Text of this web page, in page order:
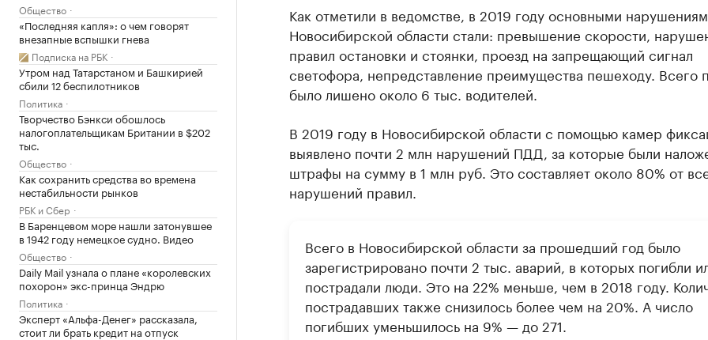
Общество
«Последняя капля»: о чем говорят
внезапные вспышки гнева
Подписка на РБК
Утром над Татарстаном и Башкирией
сбили 12 беспилотников
Политика
Творчество Бэнкси обошлось
налогоплательщикам Британии в $202
тыс.
Общество
Как сохранить средства во времена
нестабильности рынков
РБК и Сбер
В Баренцевом море нашли затонувшее
в 1942 году немецкое судно. Видео
Общество
Daily Mail узнала о плане «королевских
похорон» экс-принца Эндрю
Политика
Эксперт «Альфа-Денег» рассказала,
стоит ли брать кредит на отпуск
Как отметили в ведомстве, в 2019 году основными
Новосибирской области стали: превышение скорости‚
правил остановки и стоянки, проезд на запрещающий сигнал
светофора‚ непредставление преимущества пешеходу. Всего
было лишено около 6 тыс. водителей.
В 2019 году в Новосибирской области с помощью камер
выявлено почти 2 млн нарушений ПДД, за которые были
штрафы на сумму в 1 млн руб. Это составляет около 80% от
нарушений правил.
Всего в Новосибирской области за прошедший год было
зарегистрировано почти 2 тыс. аварий, в которых погибли
пострадали люди. Это на 22% меньше, чем в 2018 году.
пострадавших также снизилось более чем на 20%. А число
погибших уменьшилось на 9% — до 271.